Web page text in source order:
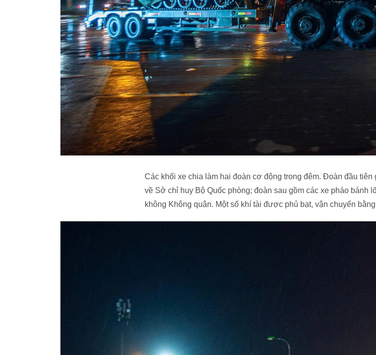
Các khối xe chia làm hai đoàn cơ động trong đêm. Đoàn đầu
về Sở chỉ huy Bộ Quốc phòng; đoàn sau gồm các xe pháo bánh
không Không quân. Một số khí tài được phủ bạt, vận chuyển